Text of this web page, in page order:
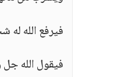
فيرفع الله
فيقول الله